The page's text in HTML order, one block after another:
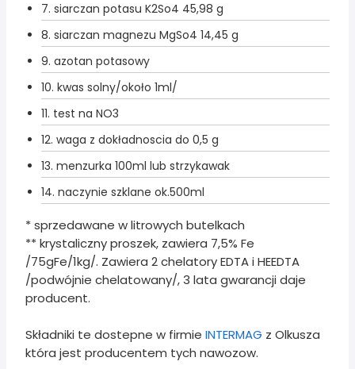
7. siarczan potasu K2So4 45,98 g
8. siarczan magnezu MgSo4 14,45 g
9. azotan potasowy
10. kwas solny/około 1ml/
11. test na NO3
12. waga z dokładnoscia do 0,5 g
13. menzurka 100ml lub strzykawak
14. naczynie szklane ok.500ml
* sprzedawane w litrowych butelkach
** krystaliczny proszek, zawiera 7,5% Fe
/75gFe/1kg/. Zawiera 2 chelatory EDTA i HEEDTA
/podwójnie chelatowany/, 3 lata gwarancji daje
producent.
Składniki te dostepne w firmie INTERMAG z Olkusza
która jest producentem tych nawozow.